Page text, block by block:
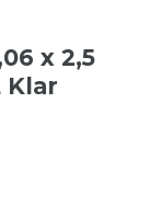
x 2,5
Klar